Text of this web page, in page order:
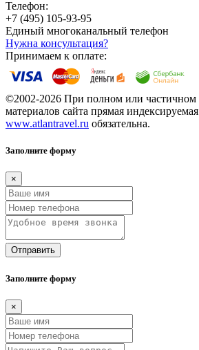
Телефон:
+7 (495) 105-93-95
Единый многоканальный телефон
Нужна консультация?
Принимаем к оплате:
©2002-2026 При полном или частичном
материалов сайта прямая
www.atlantravel.ru обязательна.
Заполните форму
×
Отправить
Заполните форму
×